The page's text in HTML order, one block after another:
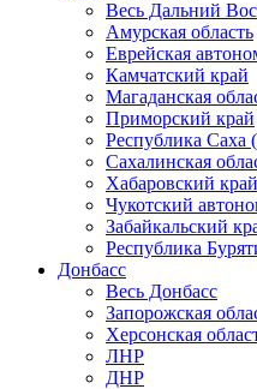
Весь Дальний
Амурская область
Еврейская
Камчатский край
Магаданская
Приморский край
Республика Саха
Сахалинская
Хабаровский край
Чукотский
Забайкальский
Республика
Донбасс
Весь Донбасс
Запорожская
Херсонская
ЛНР
ДНР